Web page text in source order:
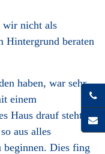
wir nicht als
Hintergrund beraten
haben, war sehr
einem
Haus drauf steht.
aus alles
beginnen. Dies fing